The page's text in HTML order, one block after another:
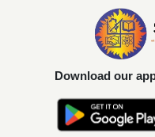
यश
कु.
Download our